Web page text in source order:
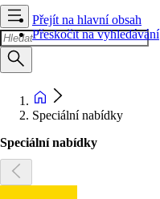
Přejít na hlavní obsah
Přeskočit na vyhledávání
Speciální nabídky
Speciální nabídky